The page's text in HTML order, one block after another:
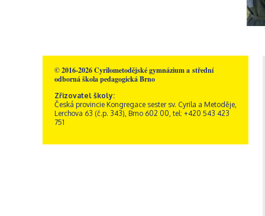
© 2016-2026 Cyrilometodějské gymnázium a střední
odborná škola pedagogická Brno
Zřizovatel školy:
Česká provincie Kongregace sester sv. Cyrila a Metoděje,
Lerchova 63 (č.p. 343), Brno 602 00, tel: +420 543 423
751